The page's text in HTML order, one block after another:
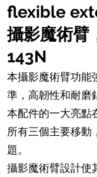
flexible
攝影魔術臂
143N
本攝影魔術臂功能
準，高韌性和耐磨
本配件的一大亮點
所有三個主要移動
題。
攝影魔術臂設計使